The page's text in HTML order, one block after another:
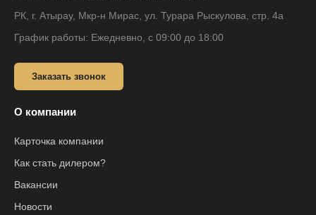
РК, г. Атырау, Мкр-н Мирас, ул. Турара Рыскулова, стр. 4а
График работы: Ежедневно, с 09:00 до 18:00
Заказать звонок
О компании
Карточка компании
Как стать дилером?
Вакансии
Новости